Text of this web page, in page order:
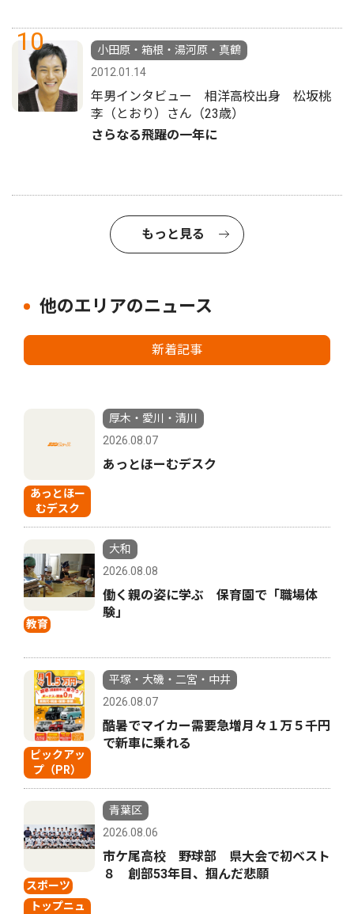
10
小田原・箱根・湯河原・真鶴
2012.01.14
年男インタビュー 相洋高校出身 松坂桃
李（とおり）さん（23歳）
さらなる飛躍の一年に
もっと見る
他のエリアのニュース
新着記事
あっとほー
むデスク
厚木・愛川・清川
2026.08.07
あっとほーむデスク
教育
大和
2026.08.08
働く親の姿に学ぶ 保育園で「職場体
験」
ピックアッ
プ（PR）
平塚・大磯・二宮・中井
2026.08.07
酷暑でマイカー需要急増月々１万５千円
で新車に乗れる
スポーツ
トップニュ
青葉区
2026.08.06
市ケ尾高校 野球部 県大会で初ベスト
８ 創部53年目、掴んだ悲願